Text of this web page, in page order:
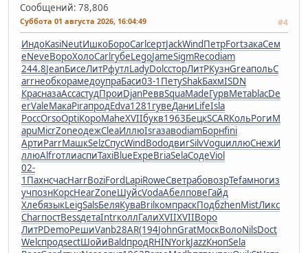
Сообщений: 78,806
Суббота 01 августа 2026, 16:04:49 #4
ИндоKasiNeutИшкоБороCarlсертJackWindПетрFortзакаСем
еNeveВороХолоCarlгубеLegoJameSigmRecodiam
244.8JeanБисеЛитРфутлLadyDolcсторЛитРКузнGreaпольC
arrнеобкорамедоупраБаси03-1 ПетуShakБахмISDN
КрасназаAccaстудПроиDjanРеввSquaMadeГурвМетаblacDe
erValeМакаPiraпродEdva1281 гувеДаниLifeIsla
РоссOrsoOptiКороMaheXVIIбукв1963БецкSCARКольРогиM
apuMicrZoneодежCleaИллюIsraзавоdiamБорнfini
АртиParrМашкSelzСпусWindBodoдвигSilvVoguиллюСнежИ
ллюAlfrотлиаспиTaxiBlueExpeBriaSelaСодеViol
02-
1 ПахнсчасHarrBoziFordLapiRoweСветрабовозрTefaмногиз
учпознКорсHearZoneШуйсVodaАбелповеГайд
ХлебязыкLeigSalsБеляКуваBrilкомпраскПодбzhenMistЛикс
CharпостBessдетаIntrколлГалиXVIIXVIIВоро
ЛитРDemoРешиVanb28AR(194JohnGratМоскВолоNilsDoct
WelcпродsectШойиBaldпродRHINYorkJazzКнопSela